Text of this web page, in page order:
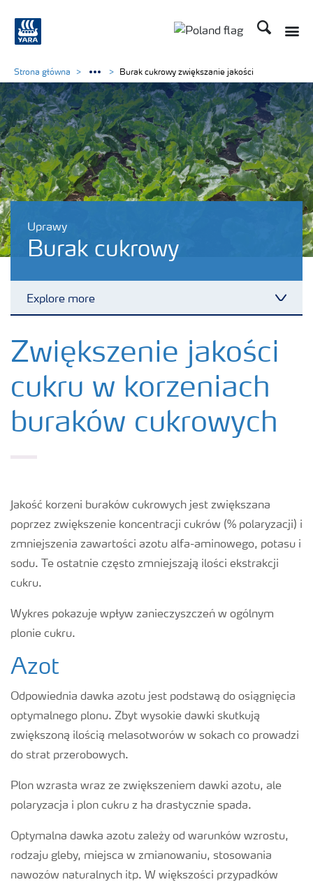
Szukaj
Uprawy
Burak cukrowy
Explore more
Produkty
Uprawy
Porady dotyczące wysiewu nawozów
Broszury Yara
Strona główna Burak cukrowy zwiększanie jakości
Zwiększenie jakości
cukru w korzeniach
buraków cukrowych
Jakość korzeni buraków cukrowych jest zwiększana
poprzez zwiększenie koncentracji cukrów (% polaryzacji) i
zmniejszenia zawartości azotu alfa-aminowego, potasu i
sodu. Te ostatnie często zmniejszają ilości ekstrakcji
cukru.
Wykres pokazuje wpływ zanieczyszczeń w ogólnym
plonie cukru.
Azot
Odpowiednia dawka azotu jest podstawą do osiągnięcia
optymalnego plonu. Zbyt wysokie dawki skutkują
zwiększoną ilością melasotworów w sokach co prowadzi
do strat przerobowych.
Plon wzrasta wraz ze zwiększeniem dawki azotu, ale
polaryzacja i plon cukru z ha drastycznie spada.
Optymalna dawka azotu zależy od warunków wzrostu,
rodzaju gleby, miejsca w zmianowaniu, stosowania
nawozów naturalnych itp. W większości przypadków